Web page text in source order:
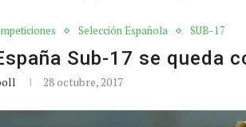
Selección Española SUB-17
Sub-17 se queda
28 octubre, 2017